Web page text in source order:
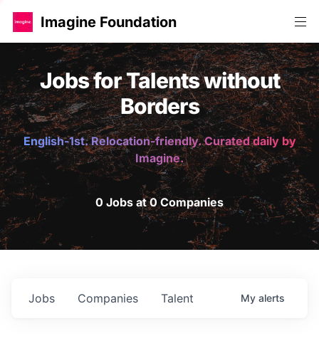
Imagine Foundation
Jobs for Talents without
Borders
English-1st. Relocation-friendly. Curated daily by
Imagine.
0 Jobs at 0 Companies
Jobs Companies Talent My alerts